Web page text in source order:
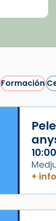
Formación
10:00
+ info